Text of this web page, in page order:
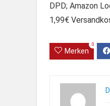
DPD; Amazon
1,99€
Merken
0